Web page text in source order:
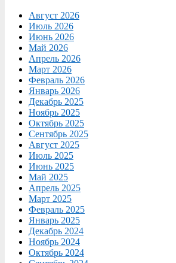
Август 2026
Июль 2026
Июнь 2026
Май 2026
Апрель 2026
Март 2026
Февраль 2026
Январь 2026
Декабрь 2025
Ноябрь 2025
Октябрь 2025
Сентябрь 2025
Август 2025
Июль 2025
Июнь 2025
Май 2025
Апрель 2025
Март 2025
Февраль 2025
Январь 2025
Декабрь 2024
Ноябрь 2024
Октябрь 2024